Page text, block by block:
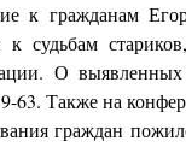
к гражданам
к судьбам
О
63. Также на
граждан